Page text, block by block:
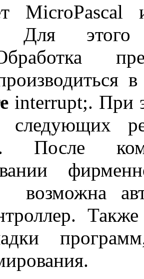
MicroPascal
Для этого
interrupt;. При
следующих
После
возможна
Также